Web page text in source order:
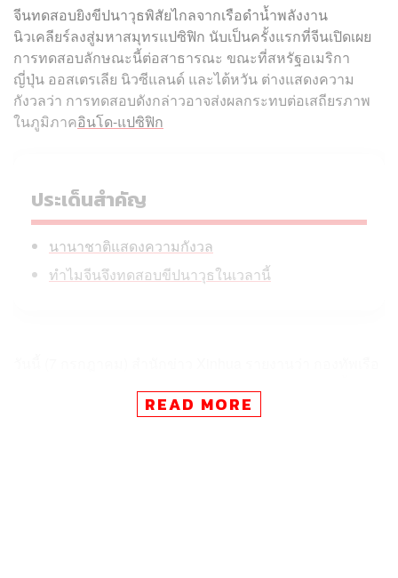
จีนทดสอบยิงขีปนาวุธพิสัยไกลจากเรือดำน้ำพลังงาน
นิวเคลียร์ลงสู่มหาสมุทรแปซิฟิก นับเป็นครั้งแรกที่จีนเปิดเผย
การทดสอบลักษณะนี้ต่อสาธารณะ ขณะที่สหรัฐอเมริกา
ญี่ปุ่น ออสเตรเลีย นิวซีแลนด์ และไต้หวัน ต่างแสดงความ
กังวลว่า การทดสอบดังกล่าวอาจส่งผลกระทบต่อเสถียรภาพ
ในภูมิภาคอินโด-แปซิฟิก
ประเด็นสำคัญ
นานาชาติแสดงความกังวล
ทำไมจีนจึงทดสอบขีปนาวุธในเวลานี้
รบจำลองจากเรือดำน้ำพลังงานนิวเคลียร์ เมื่อเวลา 12.01 น.
READ MORE